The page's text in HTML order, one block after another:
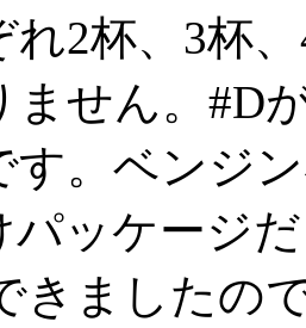
2杯、3杯
ません。#D
す。ベンジ
パッケージ
きましたの